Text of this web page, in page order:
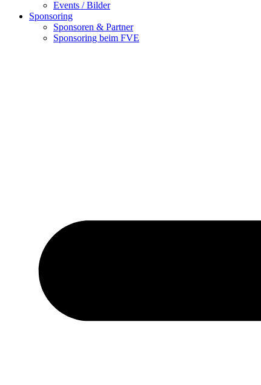
Events / Bilder
Sponsoring
Sponsoren & Partner
Sponsoring beim FVE